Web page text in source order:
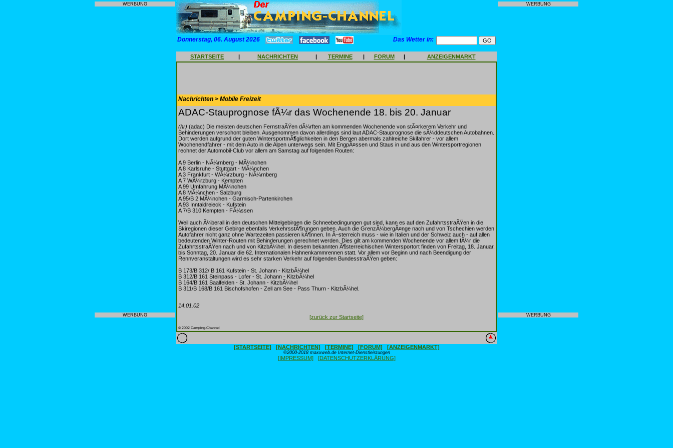
WERBUNG
WERBUNG
Donnerstag, 06. August 2026 Das Wetter in:
STARTSEITE | NACHRICHTEN | TERMINE | FORUM | ANZEIGENMARKT
Nachrichten > Mobile Freizeit
ADAC-Stauprognose fÃ¼r das Wochenende 18. bis 20. Januar
(hr) (adac) Die meisten deutschen FernstraÃŸen dÃ¼rften am kommenden Wochenende von stÃ¤rkerem Verkehr und
Behinderungen verschont bleiben. Ausgenommen davon allerdings sind laut ADAC-Stauprognose die sÃ¼ddeutschen Autobahnen.
Dort werden aufgrund der guten WintersportmÃ¶glichkeiten in den Bergen abermals zahlreiche Skifahrer - vor allem
Wochenendfahrer - mit dem Auto in die Alpen unterwegs sein. Mit EngpÃ¤ssen und Staus in und aus den Wintersportregionen
rechnet der Automobil-Club vor allem am Samstag auf folgenden Routen:
A 9 Berlin - NÃ¼rnberg - MÃ¼nchen
A 8 Karlsruhe - Stuttgart - MÃ¼nchen
A 3 Frankfurt - WÃ¼rzburg - NÃ¼rnberg
A 7 WÃ¼rzburg - Kempten
A 99 Umfahrung MÃ¼nchen
A 8 MÃ¼nchen - Salzburg
A 95/B 2 MÃ¼nchen - Garmisch-Partenkirchen
A 93 Inntaldreieck - Kufstein
A 7/B 310 Kempten - FÃ¼ssen
Weil auch Ã¼berall in den deutschen Mittelgebirgen die Schneebedingungen gut sind, kann es auf den ZufahrtsstraÃŸen in die
Skiregionen dieser Gebirge ebenfalls VerkehrsstÃ¶rungen geben. Auch die GrenzÃ¼bergÃ¤nge nach und von Tschechien werden
Autofahrer nicht ganz ohne Wartezeiten passieren kÃ¶nnen. In Ã–sterreich muss - wie in Italien und der Schweiz auch - auf allen
bedeutenden Winter-Routen mit Behinderungen gerechnet werden. Dies gilt am kommenden Wochenende vor allem fÃ¼r die
ZufahrtsstraÃŸen nach und von KitzbÃ¼hel. In diesem bekannten Ã¶sterreichischen Wintersportort finden von Freitag, 18. Januar,
bis Sonntag, 20. Januar die 62. Internationalen Hahnenkammrennen statt. Vor allem vor Beginn und nach Beendigung der
Rennveranstaltungen wird es sehr starken Verkehr auf folgenden BundesstraÃŸen geben:
B 173/B 312/ B 161 Kufstein - St. Johann - KitzbÃ¼hel
B 312/B 161 Steinpass - Lofer - St. Johann - KitzbÃ¼hel
B 164/B 161 Saalfelden - St. Johann - KitzbÃ¼hel
B 311/B 168/B 161 Bischofshofen - Zell am See - Pass Thurn - KitzbÃ¼hel.
14.01.02
[zurück zur Startseite]
© 2002 Camping-Channel
[STARTSEITE] [NACHRICHTEN] [TERMINE] [FORUM] [ANZEIGENMARKT]
©2000-2018 maxxweb.de Internet-Dienstleistungen
[IMPRESSUM] [DATENSCHUTZERKLÄRUNG]
WERBUNG
WERBUNG